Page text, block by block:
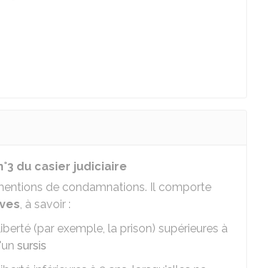
du casier judiciaire
de condamnations. Il comporte
, à savoir :
(par exemple, la prison) supérieures à
sursis